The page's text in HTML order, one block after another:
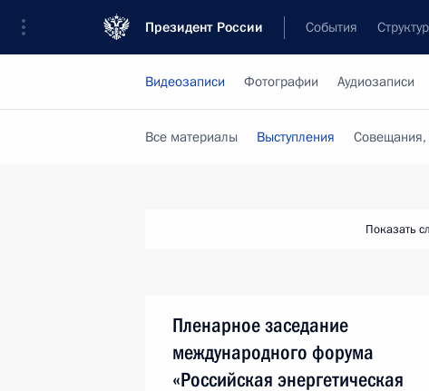
Президент России События
Видеозаписи Фотографии Аудиозаписи
Все материалы Выступления Совещания,
Показать
Пленарное заседание
международного форума
«Российская энергетическая